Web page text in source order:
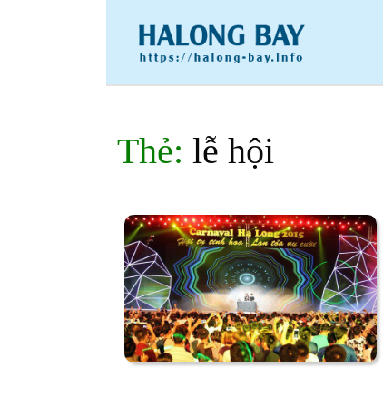
content
Thẻ: lễ hội